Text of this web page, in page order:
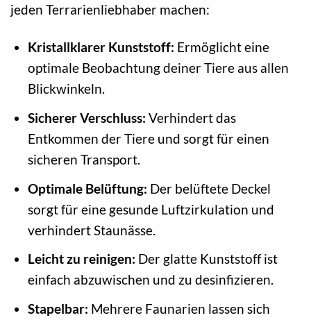
jeden Terrarienliebhaber machen:
Kristallklarer Kunststoff: Ermöglicht eine
optimale Beobachtung deiner Tiere aus allen
Blickwinkeln.
Sicherer Verschluss: Verhindert das
Entkommen der Tiere und sorgt für einen
sicheren Transport.
Optimale Belüftung: Der belüftete Deckel
sorgt für eine gesunde Luftzirkulation und
verhindert Staunässe.
Leicht zu reinigen: Der glatte Kunststoff ist
einfach abzuwischen und zu desinfizieren.
Stapelbar: Mehrere Faunarien lassen sich